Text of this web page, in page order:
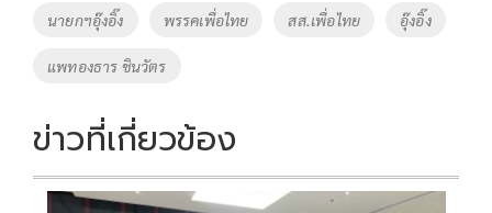
o
k
Li
k
Tags
นายกฯอุ๊งอิ๊ง พรรคเพื่อไทย สส.เพื่อไทย อุ๊งอิ๊ง
แพทองธาร ชินวัตร
ข่าวที่เกี่ยวข้อง